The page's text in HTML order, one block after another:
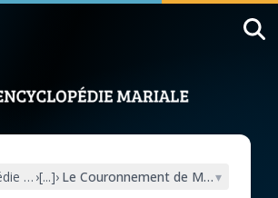
mariale
›[...]› Le Couronnement de Marie au Ciel
▾